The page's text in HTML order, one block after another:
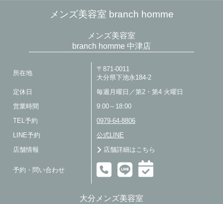
メンズ美容室 branch homme
メンズ美容室
branch homme 中津店
所在地
〒871-0011
大分県下池永184-2
定休日 毎週月曜日／第2・第4 火曜日
営業時間 9:00～18:00
TEL予約 0979-64-8806
LINE予約 公式LINE
店舗情報 店舗詳細はこちら
予約・問い合わせ
大分メンズ美容室